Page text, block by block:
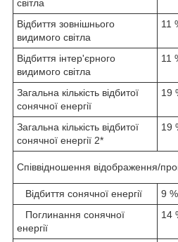
світла
Відбиття зовнішнього
видимого світла
11
Відбиття інтер'єрного
видимого світла
11
Загальна кількість відбитої
сонячної енергії
19
Загальна кількість відбитої
сонячної енергії 2*
19
Співвідношення відображення/
Відбиття сонячної енергії
9 %
Поглинання сонячної
енергії
14